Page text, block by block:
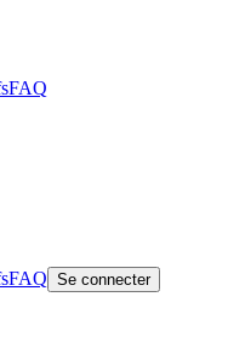
FAQ
FAQ Se connecter